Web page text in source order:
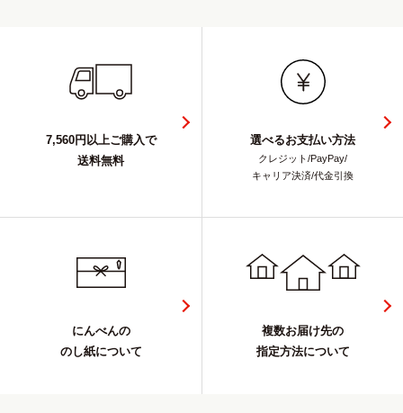
7,560円以上ご購入で
送料無料
選べるお支払い方法
クレジット/PayPay/
キャリア決済/代金引換
にんべんの
のし紙について
複数お届け先の
指定方法について